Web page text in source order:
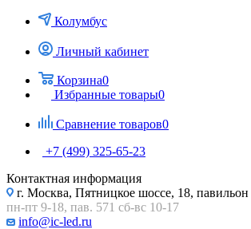
Колумбус
Личный кабинет
Корзина0
Избранные товары0
Сравнение товаров0
+7 (499) 325-65-23
Контактная информация
г. Москва, Пятницкое шоссе, 18,
пн-пт 9-18, пав. 571 сб-вс 10-17
info@ic-led.ru